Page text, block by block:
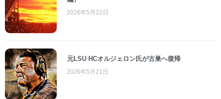
2026年5月22日
元LSU HCオルジェロン氏が古巣へ復帰
2026年5月21日